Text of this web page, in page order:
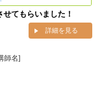
てもらいました！
詳細を見る
師名]